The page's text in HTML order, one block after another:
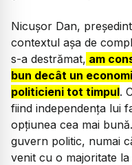
Nicușor Dan,
contextul așa de
s-a destrămat, am
bun decât un
politicieni tot timpul.
fiind independența lui
opțiunea cea mai
guvern politic, numai
venit cu o majoritate